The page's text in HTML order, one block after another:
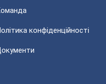
конфіденційності